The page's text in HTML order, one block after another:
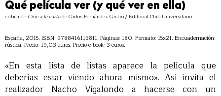
Qué película ver (y qué ver en ella)
crítica de Cine a la cartade Carlos Fernández Castro / Editorial Club Universitario.
España, 2015. ISBN: 9788416113811. Páginas: 180. Formato: 15x21. Encuadernación:
rústica. Precio: 19,03 euros. Precio e-book: 3 euros.
«En esta lista de listas aparece la película que
deberías estar viendo ahora mismo». Así invita el
realizador Nacho Vigalondo a hacerse con un